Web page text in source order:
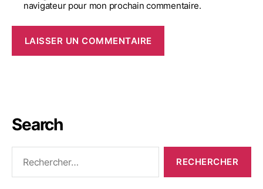
navigateur pour mon prochain commentaire.
Search